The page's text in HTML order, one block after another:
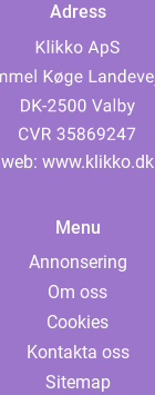
Adress
web: www.klikko.dk
Menu
Annonsering
Om oss
Cookies
Kontakta oss
Sitemap